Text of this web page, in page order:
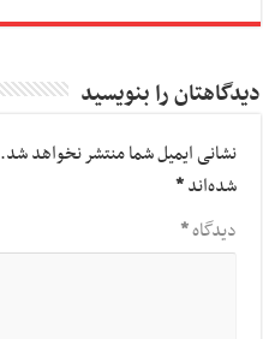
دیدگاهتان را بنویسید
نشانی ایمیل شما منتشر نخواهد شد.
شده‌اند*
دیدگاه*